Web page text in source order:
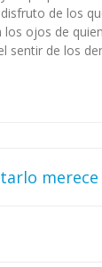
de los
los ojos de
sentir de los